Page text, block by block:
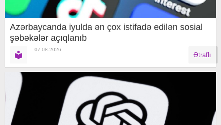
Azərbaycanda iyulda ən çox istifadə edilən sosial
şəbəkələr açıqlanıb
07.08.2026
Ətraflı